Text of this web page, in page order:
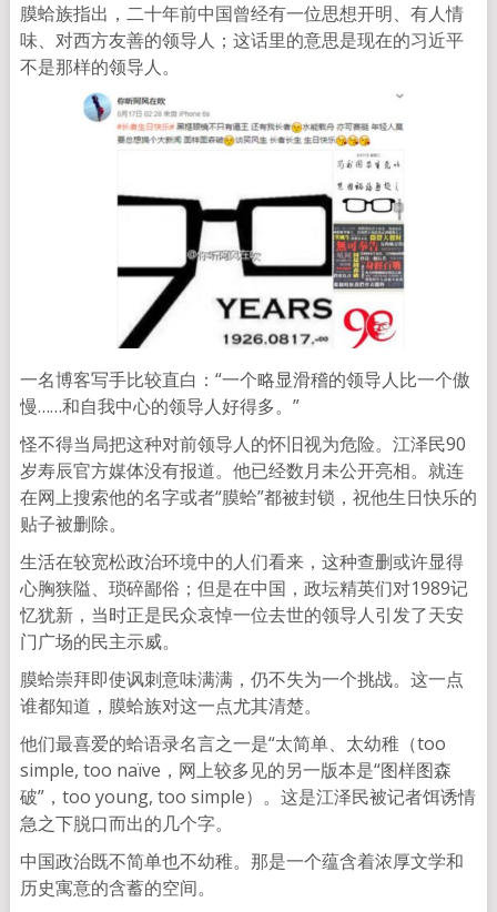
膜蛤族指出，二十年前中国曾经有一位思想开明、有人情
味、对西方友善的领导人；这话里的意思是现在的习近平
不是那样的领导人。
一名博客写手比较直白：“一个略显滑稽的领导人比一个傲
慢……和自我中心的领导人好得多。”
怪不得当局把这种对前领导人的怀旧视为危险。江泽民90
岁寿辰官方媒体没有报道。他已经数月未公开亮相。就连
在网上搜索他的名字或者“膜蛤”都被封锁，祝他生日快乐的
贴子被删除。
生活在较宽松政治环境中的人们看来，这种查删或许显得
心胸狭隘、琐碎鄙俗；但是在中国，政坛精英们对1989记
忆犹新，当时正是民众哀悼一位去世的领导人引发了天安
门广场的民主示威。
膜蛤崇拜即使讽刺意味满满，仍不失为一个挑战。这一点
谁都知道，膜蛤族对这一点尤其清楚。
他们最喜爱的蛤语录名言之一是“太简单、太幼稚（too
simple, too naïve，网上较多见的另一版本是“图样图森
破”，too young, too simple）。这是江泽民被记者饵诱情
急之下脱口而出的几个字。
中国政治既不简单也不幼稚。那是一个蕴含着浓厚文学和
历史寓意的含蓄的空间。